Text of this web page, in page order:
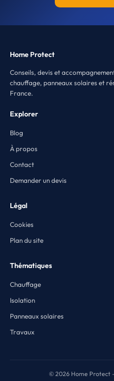
Home Protect
Conseils, devis et
chauffage, panneaux solaires et
France.
Explorer
Blog
À propos
Contact
Demander un devis
Légal
Cookies
Plan du site
Thématiques
Chauffage
Isolation
Panneaux solaires
Travaux
© 2026 Home Protect